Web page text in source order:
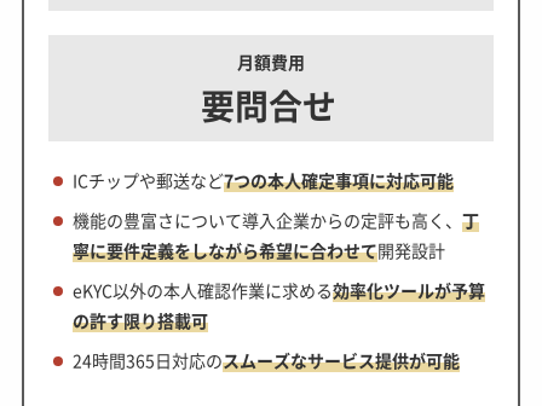
月額費用
要問合せ
ICチップや郵送など7つの本人確定事項に対応可能
機能の豊富さについて導入企業からの定評も高く、 丁
寧に要件定義をしながら希望に合わせて開発設計
eKYC以外の本人確認作業に求める効率化ツールが予算
の許す限り搭載可
24時間365日対応のスムーズなサービス提供が可能